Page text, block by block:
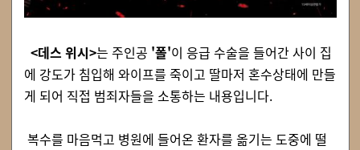
<데스 위시>는 주인공 '폴'이 응급 수술을 들어간 사이 집
에 강도가 침입해 와이프를 죽이고 딸마저 혼수상태에 만들
게 되어 직접 범죄자들을 소통하는 내용입니다.
복수를 마음먹고 병원에 들어온 환자를 옮기는 도중에 떨